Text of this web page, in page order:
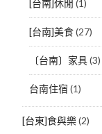
[台南]休閒 (1)
[台南]美食(27)
〔台南〕家具(3)
台南住宿 (1)
[台東]食與樂(2)